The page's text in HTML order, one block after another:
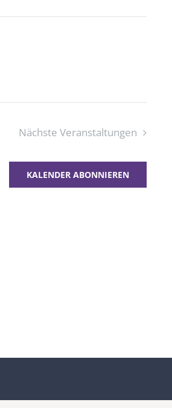
NächsteVeranstaltungen
KALENDER ABONNIEREN